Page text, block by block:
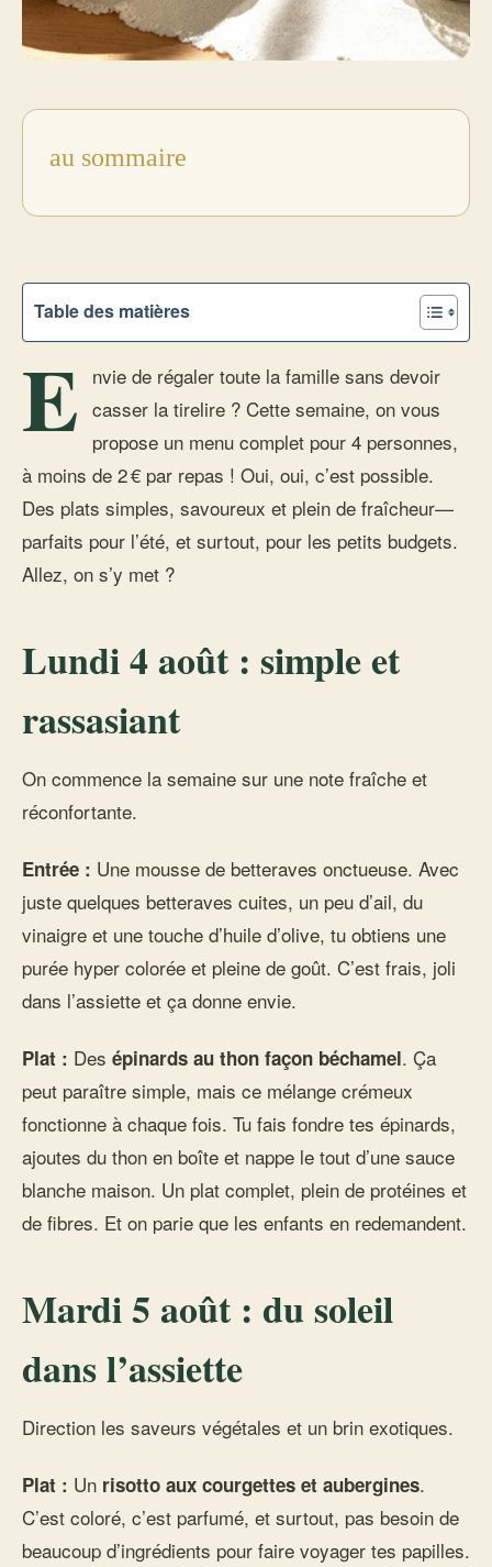
au sommaire
Table des matières
E nvie de régaler toute la famille sans devoir
casser la tirelire ? Cette semaine, on vous
propose un menu complet pour 4 personnes,
à moins de 2 € par repas ! Oui, oui, c’est possible.
Des plats simples, savoureux et plein de fraîcheur—
parfaits pour l’été, et surtout, pour les petits budgets.
Allez, on s’y met ?
Lundi 4 août : simple et
rassasiant
On commence la semaine sur une note fraîche et
réconfortante.
Entrée : Une mousse de betteraves onctueuse. Avec
juste quelques betteraves cuites, un peu d’ail, du
vinaigre et une touche d’huile d’olive, tu obtiens une
purée hyper colorée et pleine de goût. C’est frais, joli
dans l’assiette et ça donne envie.
Plat : Des épinards au thon façon béchamel. Ça
peut paraître simple, mais ce mélange crémeux
fonctionne à chaque fois. Tu fais fondre tes épinards,
ajoutes du thon en boîte et nappe le tout d’une sauce
blanche maison. Un plat complet, plein de protéines et
de fibres. Et on parie que les enfants en redemandent.
Mardi 5 août : du soleil
dans l’assiette
Direction les saveurs végétales et un brin exotiques.
Plat : Un risotto aux courgettes et aubergines.
C’est coloré, c’est parfumé, et surtout, pas besoin de
beaucoup d’ingrédients pour faire voyager tes papilles.